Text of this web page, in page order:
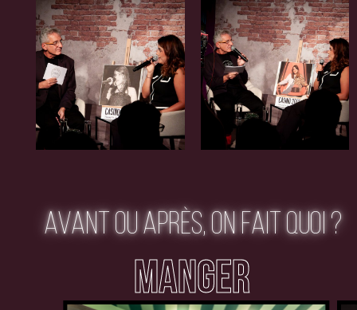
AVANT OU APRÈS, ON FAIT QUOI ?
MANGER